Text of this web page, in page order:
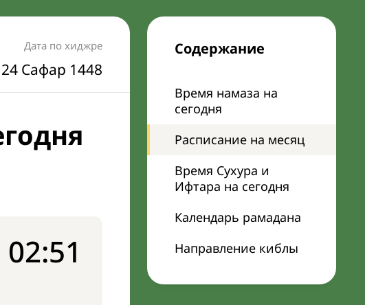
Содержание
Время намаза на
сегодня
Расписание на месяц
Время Сухура и
Ифтара на сегодня
Календарь рамадана
Направление киблы
Дата по хиджре
24 Сафар 1448
02:51